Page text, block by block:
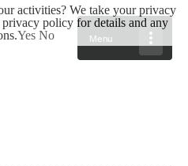
Menu
activities? We take your privacy
privacy policy for details and any
Yes No